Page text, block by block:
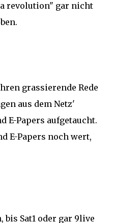
revolution" gar nicht
grassierende Rede
aus dem Netz'
E-Papers aufgetaucht.
E-Papers noch wert,
bis Sat1 oder gar 9live